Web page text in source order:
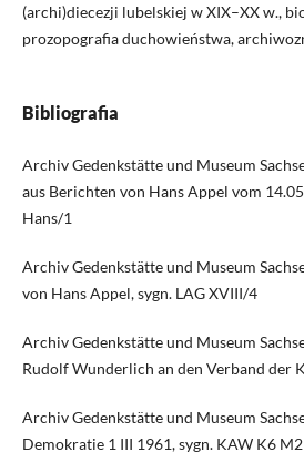
(archi)diecezji lubelskiej w XIX–XX w.,
prozopografia duchowieństwa,
Bibliografia
Archiv Gedenkstätte und Museum
aus Berichten von Hans Appel vom
Hans/1
Archiv Gedenkstätte und Museum
von Hans Appel, sygn. LAG XVIII/4
Archiv Gedenkstätte und Museum
Rudolf Wunderlich an den Verband der
Archiv Gedenkstätte und Museum
Demokratie 1 III 1961, sygn. KAW K6 M2